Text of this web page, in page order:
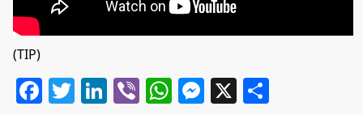
(TIP)
Facebook
Twitter
LinkedIn
ViberWhatsApp
Messenger
X